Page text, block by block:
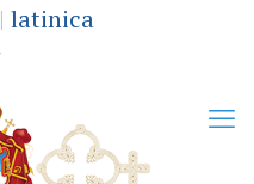
| latinica